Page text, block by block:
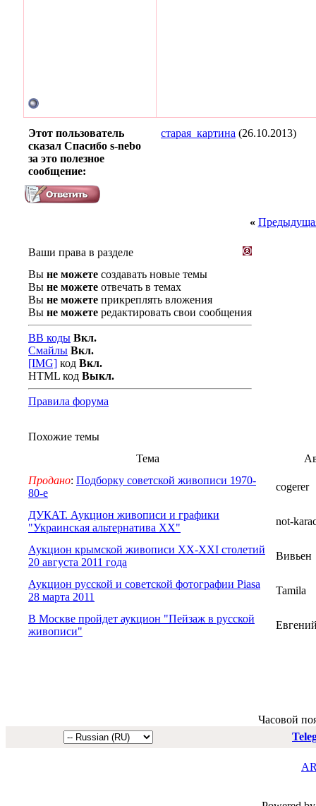
Этот пользователь
сказал Спасибо s-nebo
за это полезное
сообщение:
старая_картина (26.10.2013)
«
Ваши права в разделе
Вы не можете создавать новые темы
Вы не можете отвечать в темах
Вы не можете прикреплять вложения
Вы не можете редактировать свои сообщения
BB коды Вкл.
Смайлы Вкл.
[IMG] код Вкл.
HTML код Выкл.
Правила форума
Похожие темы
Тема
Продано: Подборку советской живописи 1970-
80-е
cogerer
ДУКАТ. Аукцион живописи и графики
"Украинская альтернатива ХХ"
not-
Аукцион крымской живописи XX-XXI столетий
20 августа 2011 года
Вивьен
Аукцион русской и советской фотографии Piasa
28 марта 2011
Tamila
В Москве пройдет аукцион "Пейзаж в русской
живописи"
Часовой